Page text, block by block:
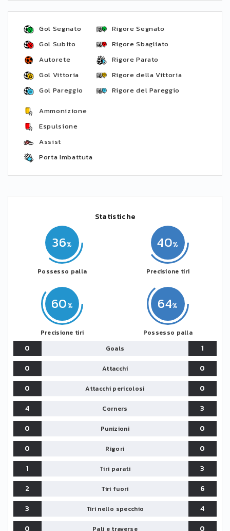
Gol Segnato
Gol Subito
Autorete
Gol Vittoria
Gol Pareggio
Rigore Segnato
Rigore Sbagliato
Rigore Parato
Rigore della Vittoria
Rigore del Pareggio
Ammonizione
Espulsione
Assist
Porta Imbattuta
Statistiche
36
Possesso palla
60
Precisione tiri
64
Possesso palla
40
Precisione tiri
0 Goals
1
0
Attacchi
0
0
Attacchi pericolosi
0
4
Corners
3
0
Punizioni
0
0
Rigori
0
1
Tiri parati
3
2
Tiri fuori
6
3
Tiri nello specchio
4
0
Pali e traverse 0